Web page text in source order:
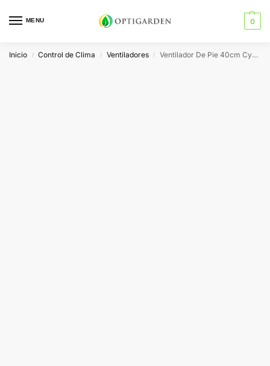
MENU 0
Inicio / Control de Clima / Ventiladores / Ventilador De Pie 40cm Cyclone